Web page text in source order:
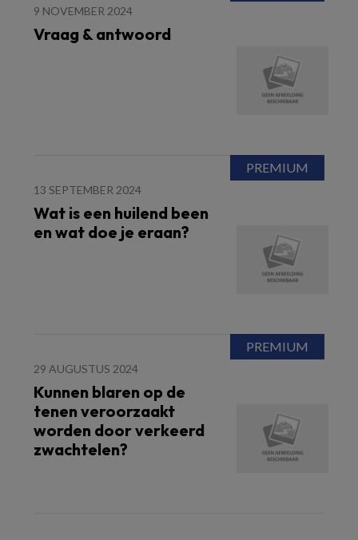
9 NOVEMBER 2024
Vraag & antwoord
13 SEPTEMBER 2024
Wat is een huilend been
en wat doe je eraan?
29 AUGUSTUS 2024
Kunnen blaren op de
tenen veroorzaakt
worden door verkeerd
zwachtelen?